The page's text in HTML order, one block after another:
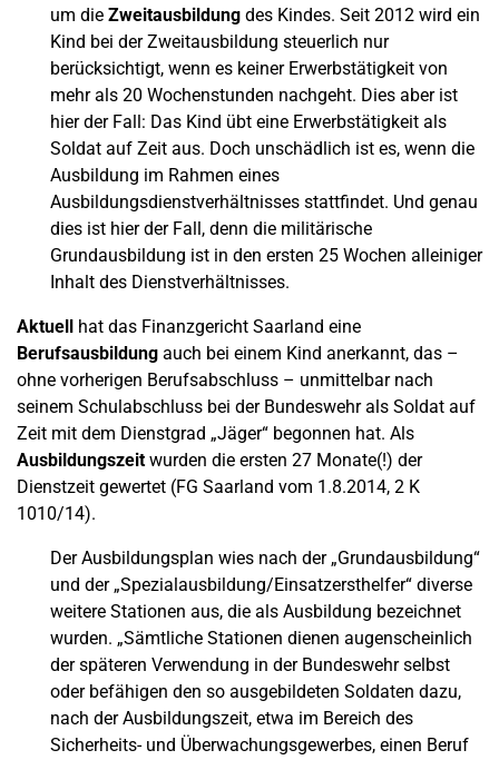
um die Zweitausbildung des Kindes. Seit 2012 wird ein
Kind bei der Zweitausbildung steuerlich nur
berücksichtigt, wenn es keiner Erwerbstätigkeit von
mehr als 20 Wochenstunden nachgeht. Dies aber ist
hier der Fall: Das Kind übt eine Erwerbstätigkeit als
Soldat auf Zeit aus. Doch unschädlich ist es, wenn die
Ausbildung im Rahmen eines
Ausbildungsdienstverhältnisses stattfindet. Und genau
dies ist hier der Fall, denn die militärische
Grundausbildung ist in den ersten 25 Wochen alleiniger
Inhalt des Dienstverhältnisses.
Aktuell hat das Finanzgericht Saarland eine
Berufsausbildung auch bei einem Kind anerkannt, das –
ohne vorherigen Berufsabschluss – unmittelbar nach
seinem Schulabschluss bei der Bundeswehr als Soldat auf
Zeit mit dem Dienstgrad „Jäger“ begonnen hat. Als
Ausbildungszeitwurden die ersten 27 Monate(!) der
Dienstzeit gewertet (FG Saarland vom 1.8.2014, 2 K
1010/14).
Der Ausbildungsplan wies nach der „Grundausbildung“
und der „Spezialausbildung/Einsatzersthelfer“ diverse
weitere Stationen aus, die als Ausbildung bezeichnet
wurden. „Sämtliche Stationen dienen augenscheinlich
der späteren Verwendung in der Bundeswehr selbst
oder befähigen den so ausgebildeten Soldaten dazu,
nach der Ausbildungszeit, etwa im Bereich des
Sicherheits- und Überwachungsgewerbes, einen Beruf